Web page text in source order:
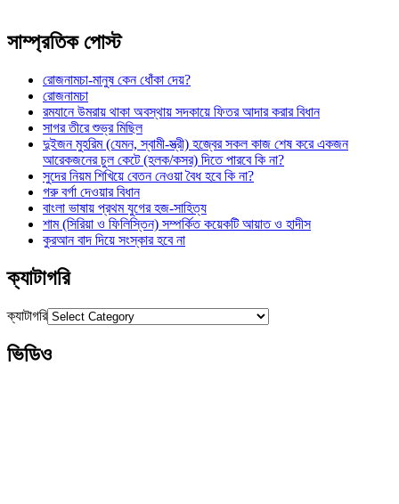
সাম্প্রতিক পোস্ট
রোজনামচা-মানুষ কেন ধোঁকা দেয়?
রোজনামচা
রমযানে উমরায় থাকা অবস্থায় সদকায়ে ফিতর আদার করার বিধান
সাগর তীরে শুভ্র মিছিল
দুইজন মুহরিম (যেমন, স্বামী-স্ত্রী) হজ্বের সকল কাজ শেষ করে একজন
আরেকজনের চুল কেটে (হলক/কসর) দিতে পারবে কি না?
সুদের নিয়ম শিখিয়ে বেতন নেওয়া বৈধ হবে কি না?
গরু বর্গা দেওয়ার বিধান
বাংলা ভাষায় প্রথম যুগের হজ-সাহিত্য
শাম (সিরিয়া ও ফিলিস্তিন) সম্পর্কিত কয়েকটি আয়াত ও হাদীস
কুরআন বাদ দিয়ে সংস্কার হবে না
ক্যাটাগরি
ক্যাটাগরি
ভিডিও